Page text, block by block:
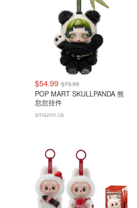
$54.99 $73.99
POP MART SKULLPANDA 熊
怠怠挂件
amazon.ca